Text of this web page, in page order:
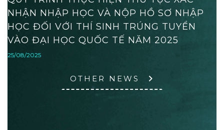
NHẬN NHẬP HỌC VÀ NỘP HỒ SƠ NHẬP
HỌC ĐỐI VỚI THÍ SINH TRÚNG TUYỂN
VÀO ĐẠI HỌC QUỐC TẾ NĂM 2025
25/08/2025
OTHER NEWS